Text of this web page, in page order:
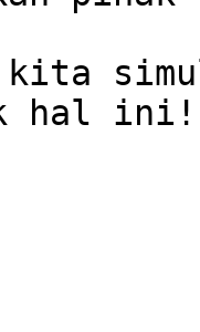
hal ini!